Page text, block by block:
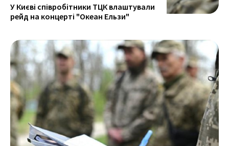
У Києві співробітники ТЦК влаштували
рейд на концерті "Океан Ельзи"